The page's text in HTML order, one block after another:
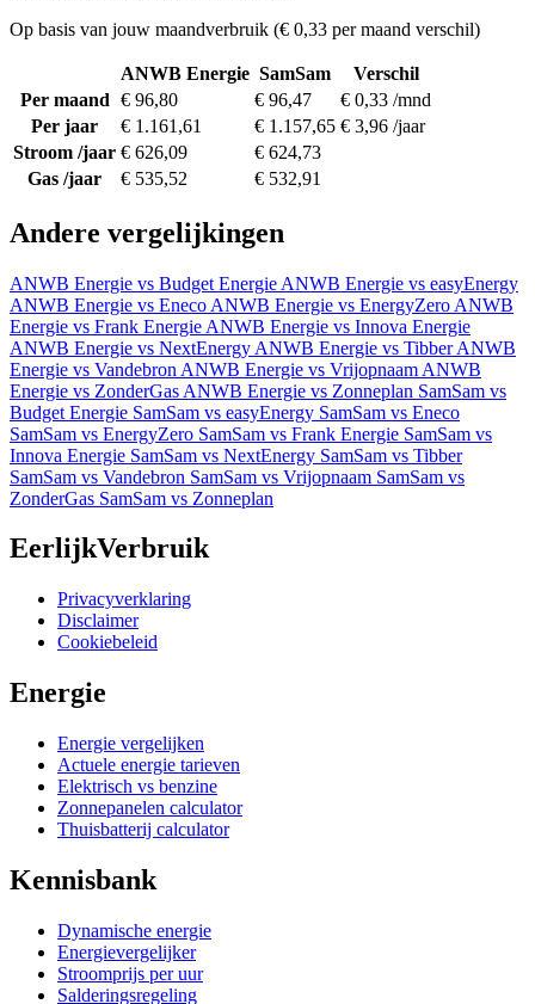
Op basis van jouw maandverbruik (€ 0,33 per maand verschil)
ANWB Energie SamSam
Verschil
Per maand € 96,80 € 96,47
€ 0,33 /mnd
Per jaar
€ 1.161,61 € 1.157,65 € 3,96 /jaar
Stroom /jaar € 626,09
€ 624,73
Gas /jaar
€ 535,52 € 532,91
Andere vergelijkingen
ANWB Energie vs Budget Energie ANWB Energie vs easyEnergy
ANWB Energie vs Eneco ANWB Energie vs EnergyZero ANWB
Energie vs Frank Energie ANWB Energie vs Innova Energie
ANWB Energie vs NextEnergy ANWB Energie vs TibberANWB
Energie vs Vandebron ANWB Energie vs Vrijopnaam ANWB
Energie vs ZonderGas ANWB Energie vs Zonneplan SamSam vs
Budget Energie SamSam vs easyEnergy SamSam vs Eneco
SamSam vs EnergyZero SamSam vs Frank Energie SamSam vs
Innova Energie SamSam vs NextEnergy SamSam vs Tibber
SamSam vs Vandebron SamSam vs Vrijopnaam SamSam vs
ZonderGas SamSam vs Zonneplan
EerlijkVerbruik
Privacyverklaring
Disclaimer
Cookiebeleid
Energie
Energie vergelijken
Actuele energie tarieven
Elektrisch vs benzine
Zonnepanelen calculator
Thuisbatterij calculator
Kennisbank
Dynamische energie
Energievergelijker
Stroomprijs per uur
Salderingsregeling